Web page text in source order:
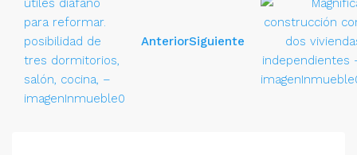
AnteriorSiguiente